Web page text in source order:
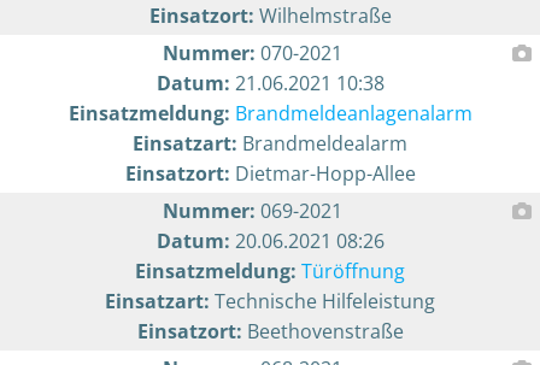
Einsatzort: Wilhelmstraße
Nummer: 070-2021
Datum: 21.06.2021 10:38
Einsatzmeldung: Brandmeldeanlagenalarm
Einsatzart: Brandmeldealarm
Einsatzort: Dietmar-Hopp-Allee
Nummer: 069-2021
Datum: 20.06.2021 08:26
Einsatzmeldung: Türöffnung
Einsatzart: Technische Hilfeleistung
Einsatzort: Beethovenstraße